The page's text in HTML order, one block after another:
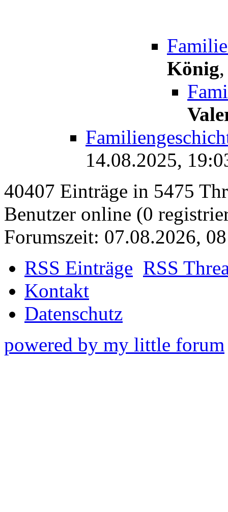
König
14.08.2025,
40407 Einträge in 5475
Benutzer online (0
Forumszeit: 07.08.2026,
RSS Einträge RSS
Kontakt
Datenschutz
powered by my little forum